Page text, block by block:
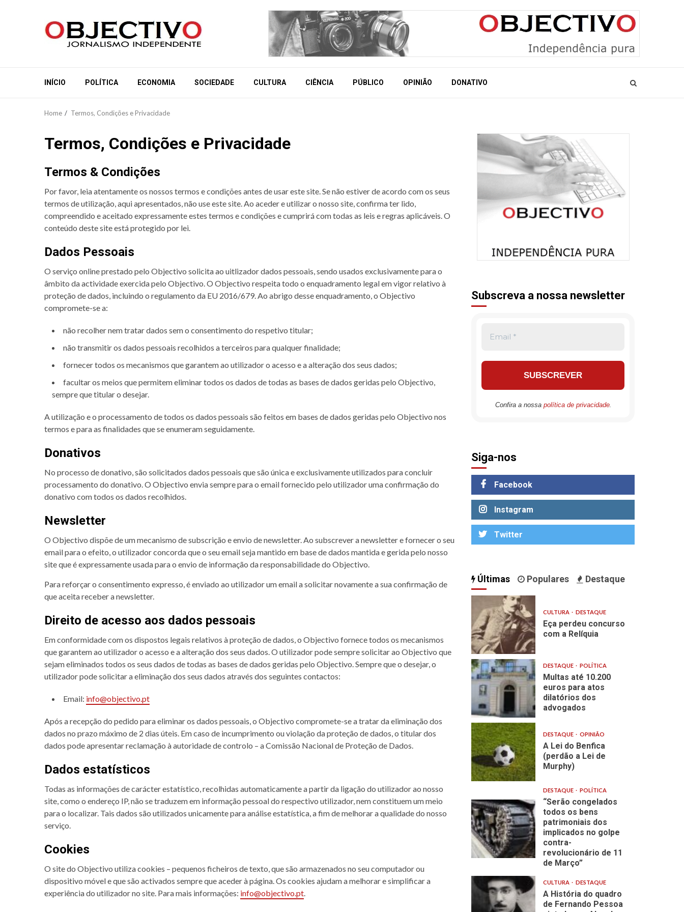
INÍCIO POLÍTICA ECONOMIA SOCIEDADE CULTURA CIÊNCIA PÚBLICO OPINIÃO DONATIVO
Home Termos, Condições e Privacidade
Termos, Condições e Privacidade
Termos & Condições
Por favor, leia atentamente os nossos termos e condições antes de usar este site. Se não estiver de acordo com os seus
termos de utilização, aqui apresentados, não use este site. Ao aceder e utilizar o nosso site, confirma ter lido,
compreendido e aceitado expressamente estes termos e condições e cumprirá com todas as leis e regras aplicáveis. O
conteúdo deste site está protegido por lei.
Dados Pessoais
O serviço online prestado pelo Objectivo solicita ao uitlizador dados pessoais, sendo usados exclusivamente para o
âmbito da actividade exercida pelo Objectivo. O Objectivo respeita todo o enquadramento legal em vigor relativo à
proteção de dados, incluindo o regulamento da EU 2016/679. Ao abrigo desse enquadramento, o Objectivo
compromete-se a:
não recolher nem tratar dados sem o consentimento do respetivo titular;
não transmitir os dados pessoais recolhidos a terceiros para qualquer finalidade;
fornecer todos os mecanismos que garantem ao utilizador o acesso e a alteração dos seus dados;
facultar os meios que permitem eliminar todos os dados de todas as bases de dados geridas pelo Objectivo,
sempre que titular o desejar.
A utilização e o processamento de todos os dados pessoais são feitos em bases de dados geridas pelo Objectivo nos
termos e para as finalidades que se enumeram seguidamente.
Donativos
No processo de donativo, são solicitados dados pessoais que são única e exclusivamente utilizados para concluir
processamento do donativo. O Objectivo envia sempre para o email fornecido pelo utilizador uma confirmação do
donativo com todos os dados recolhidos.
Newsletter
O Objectivo dispõe de um mecanismo de subscrição e envio de newsletter. Ao subscrever a newsletter e fornecer o seu
email para o efeito, o utilizador concorda que o seu email seja mantido em base de dados mantida e gerida pelo nosso
site que é expressamente usada para o envio de informação da responsabilidade do Objectivo.
Para reforçar o consentimento expresso, é enviado ao utilizador um email a solicitar novamente a sua confirmação de
que aceita receber a newsletter.
Direito de acesso aos dados pessoais
Em conformidade com os dispostos legais relativos à proteção de dados, o Objectivo fornece todos os mecanismos
que garantem ao utilizador o acesso e a alteração dos seus dados. O utilizador pode sempre solicitar ao Objectivo que
sejam eliminados todos os seus dados de todas as bases de dados geridas pelo Objectivo. Sempre que o desejar, o
utilizador pode solicitar a eliminação dos seus dados através dos seguintes contactos:
Email: info@objectivo.pt
Após a recepção do pedido para eliminar os dados pessoais, o Objectivo compromete-se a tratar da eliminação dos
dados no prazo máximo de 2 dias úteis. Em caso de incumprimento ou violação da proteção de dados, o titular dos
dados pode apresentar reclamação à autoridade de controlo – a Comissão Nacional de Proteção de Dados.
Dados estatísticos
Todas as informações de carácter estatístico, recolhidas automaticamente a partir da ligação do utilizador ao nosso
site, como o endereço IP, não se traduzem em informação pessoal do respectivo utilizador, nem constituem um meio
para o localizar. Tais dados são utilizados unicamente para análise estatística, a fim de melhorar a qualidade do nosso
serviço.
Cookies
O site do Objectivo utiliza cookies – pequenos ficheiros de texto, que são armazenados no seu computador ou
dispositivo móvel e que são activados sempre que aceder à página. Os cookies ajudam a melhorar e simplificar a
experiência do utilizador no site. Para mais informações: info@objectivo.pt.
Subscreva a nossa newsletter
Confira a nossa política de privacidade.
Siga-nos
Facebook
Instagram
Twitter
Últimas Populares Destaque
CULTURA DESTAQUE
Eça perdeu concurso
com a Relíquia
DESTAQUE POLÍTICA
Multas até 10.200
euros para atos
dilatórios dos
advogados
DESTAQUE OPINIÃO
A Lei do Benfica
(perdão a Lei de
Murphy)
DESTAQUE POLÍTICA
“Serão congelados
todos os bens
patrimoniais dos
implicados no golpe
contra-
revolucionário de 11
de Março”
CULTURA DESTAQUE
A História do quadro
de Fernando Pessoa